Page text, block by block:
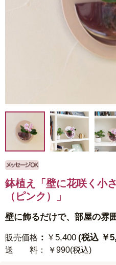
鉢植え「壁に花咲く小
（ピンク）」
壁に飾るだけで、部屋の雰
販売価格 ： ￥5,400 (税込 ￥
送 料 ： ￥990(税込)